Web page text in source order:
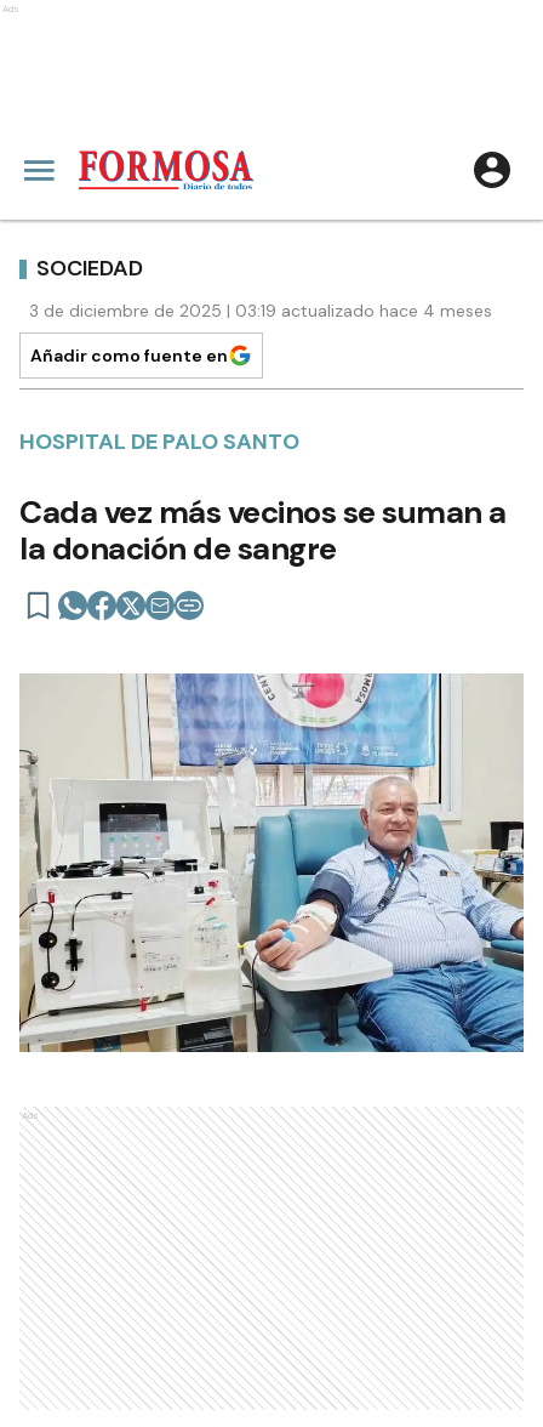
Ads
SOCIEDAD
3 de diciembre de 2025 | 03:19 actualizado hace 4 meses
Añadir como fuente en
HOSPITAL DE PALO SANTO
Cada vez más vecinos se suman a
la donación de sangre
Ads